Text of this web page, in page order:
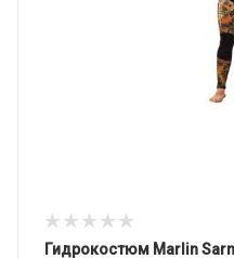
Гидрокостюм Marlin